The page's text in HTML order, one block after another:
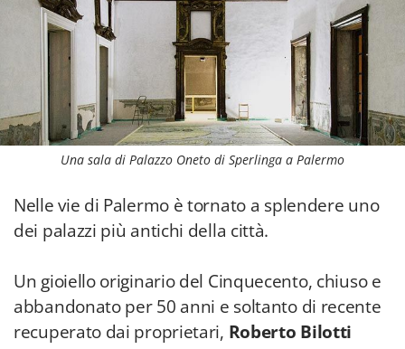
Una sala di Palazzo Oneto di Sperlinga a Palermo
Nelle vie di Palermo è tornato a splendere uno
dei palazzi più antichi della città.
Un gioiello originario del Cinquecento, chiuso e
abbandonato per 50 anni e soltanto di recente
recuperato dai proprietari, Roberto Bilotti